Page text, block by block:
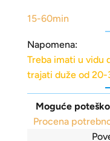
15-60min
Napomena:
Treba imati u vidu
trajati duže od 20-
Moguće
Procena